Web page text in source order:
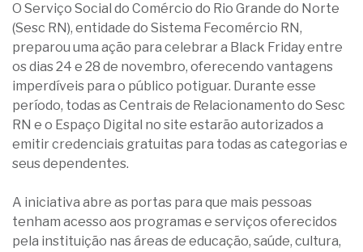
O Serviço Social do Comércio do Rio Grande do Norte
(Sesc RN), entidade do Sistema Fecomércio RN,
preparou uma ação para celebrar a Black Friday entre
os dias 24 e 28 de novembro, oferecendo vantagens
imperdíveis para o público potiguar. Durante esse
período, todas as Centrais de Relacionamento do Sesc
RN e o Espaço Digital no site estarão autorizados a
emitir credenciais gratuitas para todas as categorias e
seus dependentes.
A iniciativa abre as portas para que mais pessoas
tenham acesso aos programas e serviços oferecidos
pela instituição nas áreas de educação, saúde, cultura,